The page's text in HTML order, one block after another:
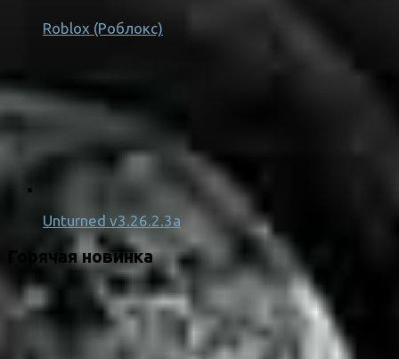
Roblox (Роблокс)
Unturned v3.26.2.3a
Горячая новинка